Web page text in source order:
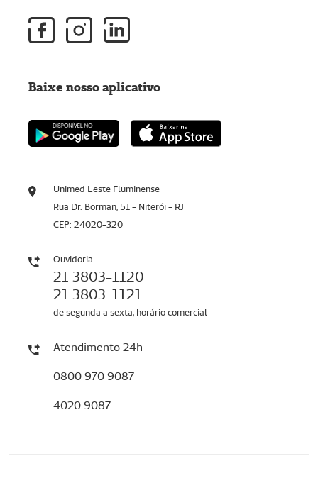
Unimed Leste Fluminense
Rua Dr. Borman, 51 - Niterói - RJ
CEP: 24020-320
Ouvidoria
21 3803-1120
21 3803-1121
de segunda a sexta, horário comercial
Atendimento 24h
0800 970 9087
4020 9087
Baixe nosso aplicativo